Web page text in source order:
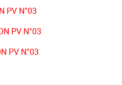
PV N°03
PV N°03
PV N°03